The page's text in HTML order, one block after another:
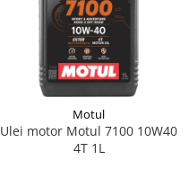
Motul
Ulei motor Motul 7100 10W40
4T 1L